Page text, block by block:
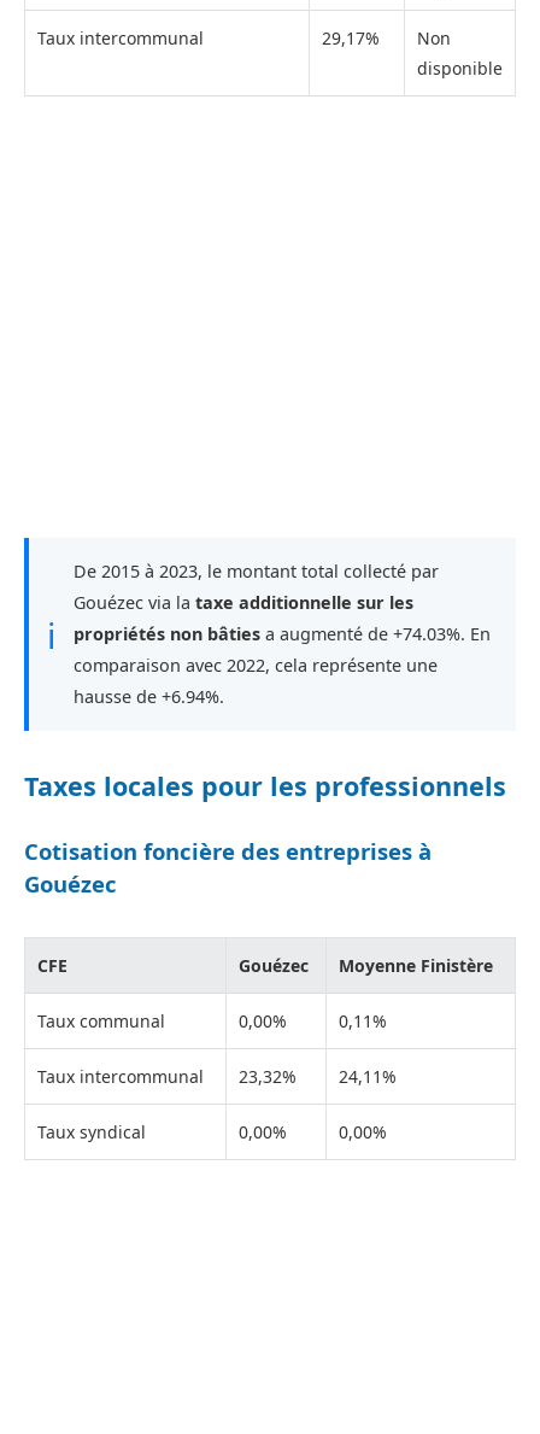
Taux intercommunal 29,17%
Non
disponible
ℹ
De 2015 à 2023, le montant total collecté par
Gouézec via la taxe additionnelle sur les
propriétés non bâties a augmenté de +74.03%. En
comparaison avec 2022, cela représente une
hausse de +6.94%.
Taxes locales pour les professionnels
Cotisation foncière des entreprises à
Gouézec
CFE Gouézec Moyenne Finistère
Taux communal 0,00% 0,11%
Taux intercommunal 23,32% 24,11%
Taux syndical 0,00% 0,00%